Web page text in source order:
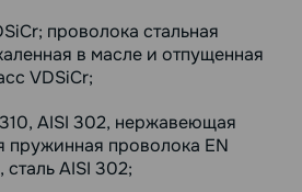
проволока стальная
в масле и отпущенная
VDSiCr;
AISI 302, нержавеющая
пружинная проволока EN
AISI 302;